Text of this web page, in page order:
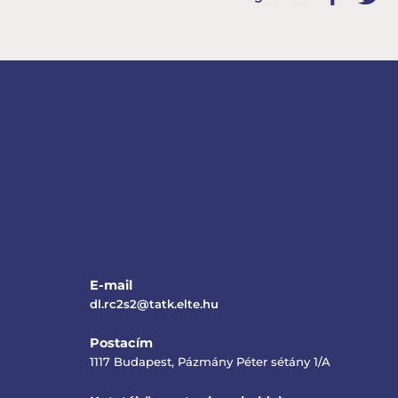
E-mail
dl.rc2s2@tatk.elte.hu
Postacím
1117 Budapest, Pázmány Péter sétány 1/A